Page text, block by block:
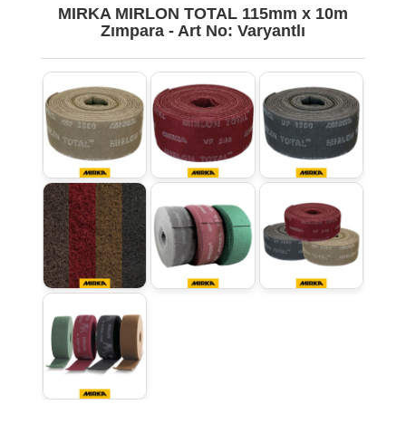
MIRKA MIRLON TOTAL 115mm x 10m
Zımpara - Art No: Varyantlı